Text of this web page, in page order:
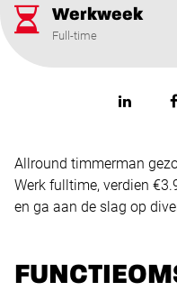
Werkweek
Full-time
Allround timmerman
Werk fulltime, verdien
en ga aan de slag op